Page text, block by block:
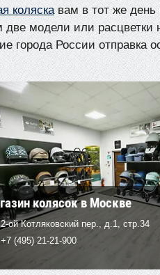
коляска вам в тот же день
две модели или
города России отправка
колясок в Москве
2-ой Котляковский пер., д.1, стр.34
(495) 21-21-900